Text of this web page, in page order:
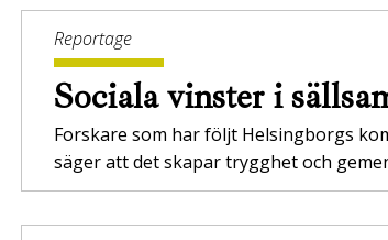
Reportage
Sociala vinster i
Forskare som har följt Helsingborgs
säger att det skapar trygghet och